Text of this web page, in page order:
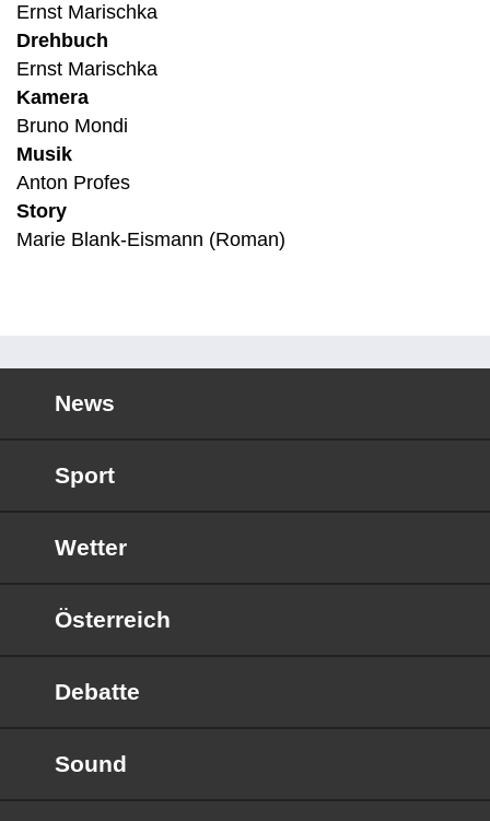
Ernst Marischka
Drehbuch
Ernst Marischka
Kamera
Bruno Mondi
Musik
Anton Profes
Story
Marie Blank-Eismann (Roman)
News
Sport
Wetter
Österreich
Debatte
Sound